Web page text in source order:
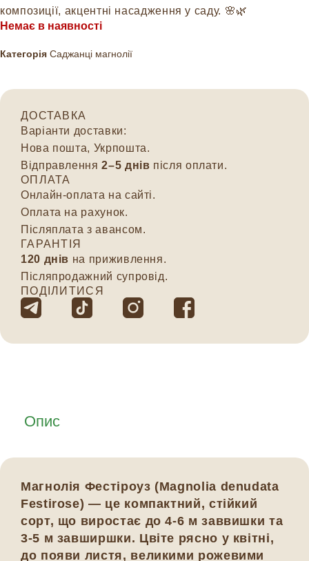
композиції, акцентні насадження у саду. 🌸🌿
Немає в наявності
Категорія Саджанці магнолії
ДОСТАВКА
Варіанти доставки:
Нова пошта, Укрпошта.
Відправлення2–5 днів після оплати.
ОПЛАТА
Онлайн-оплата на сайті.
Оплата на рахунок.
Післяплата з авансом.
ГАРАНТІЯ
120 днів на приживлення.
Післяпродажний супровід.
ПОДІЛИТИСЯ
Опис
Магнолія Фестіроуз (Magnolia denudata
Festirose) — це компактний, стійкий
сорт, що виростає до 4-6 м заввишки та
3-5 м завширшки. Цвіте рясно у квітні,
до появи листя, великими рожевими